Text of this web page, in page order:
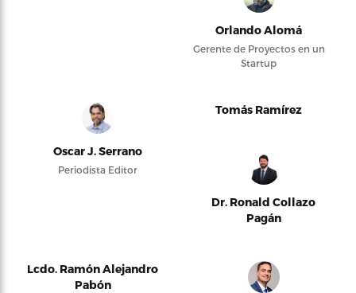
Orlando Alomá
Gerente de Proyectos en un
Startup
Oscar J. Serrano
Periodista Editor
Tomás Ramírez
Dr. Ronald Collazo
Pagán
Lcdo. Ramón Alejandro
Pabón